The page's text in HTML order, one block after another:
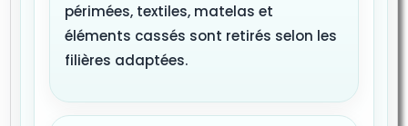
périmées, textiles, matelas et
éléments cassés sont retirés selon les
filières adaptées.